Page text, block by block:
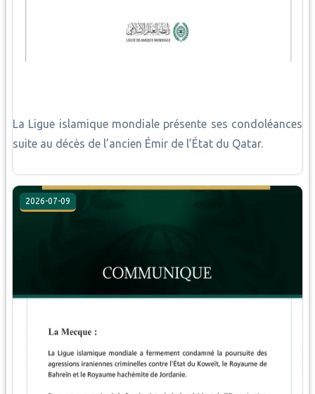
La Ligue islamique mondiale présente ses condoléances
suite au décès de l’ancien Émir de l’État du Qatar.
2026-07-09